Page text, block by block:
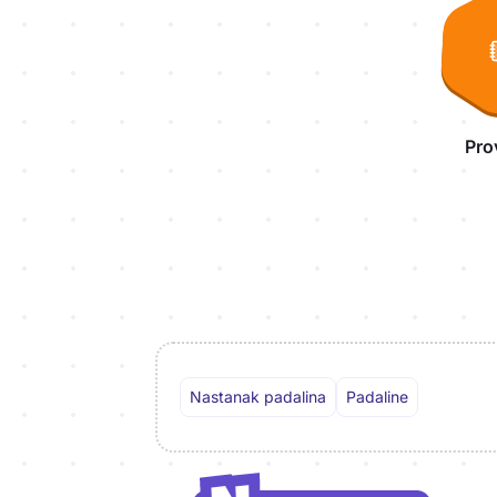
Nastanak padalina Padaline